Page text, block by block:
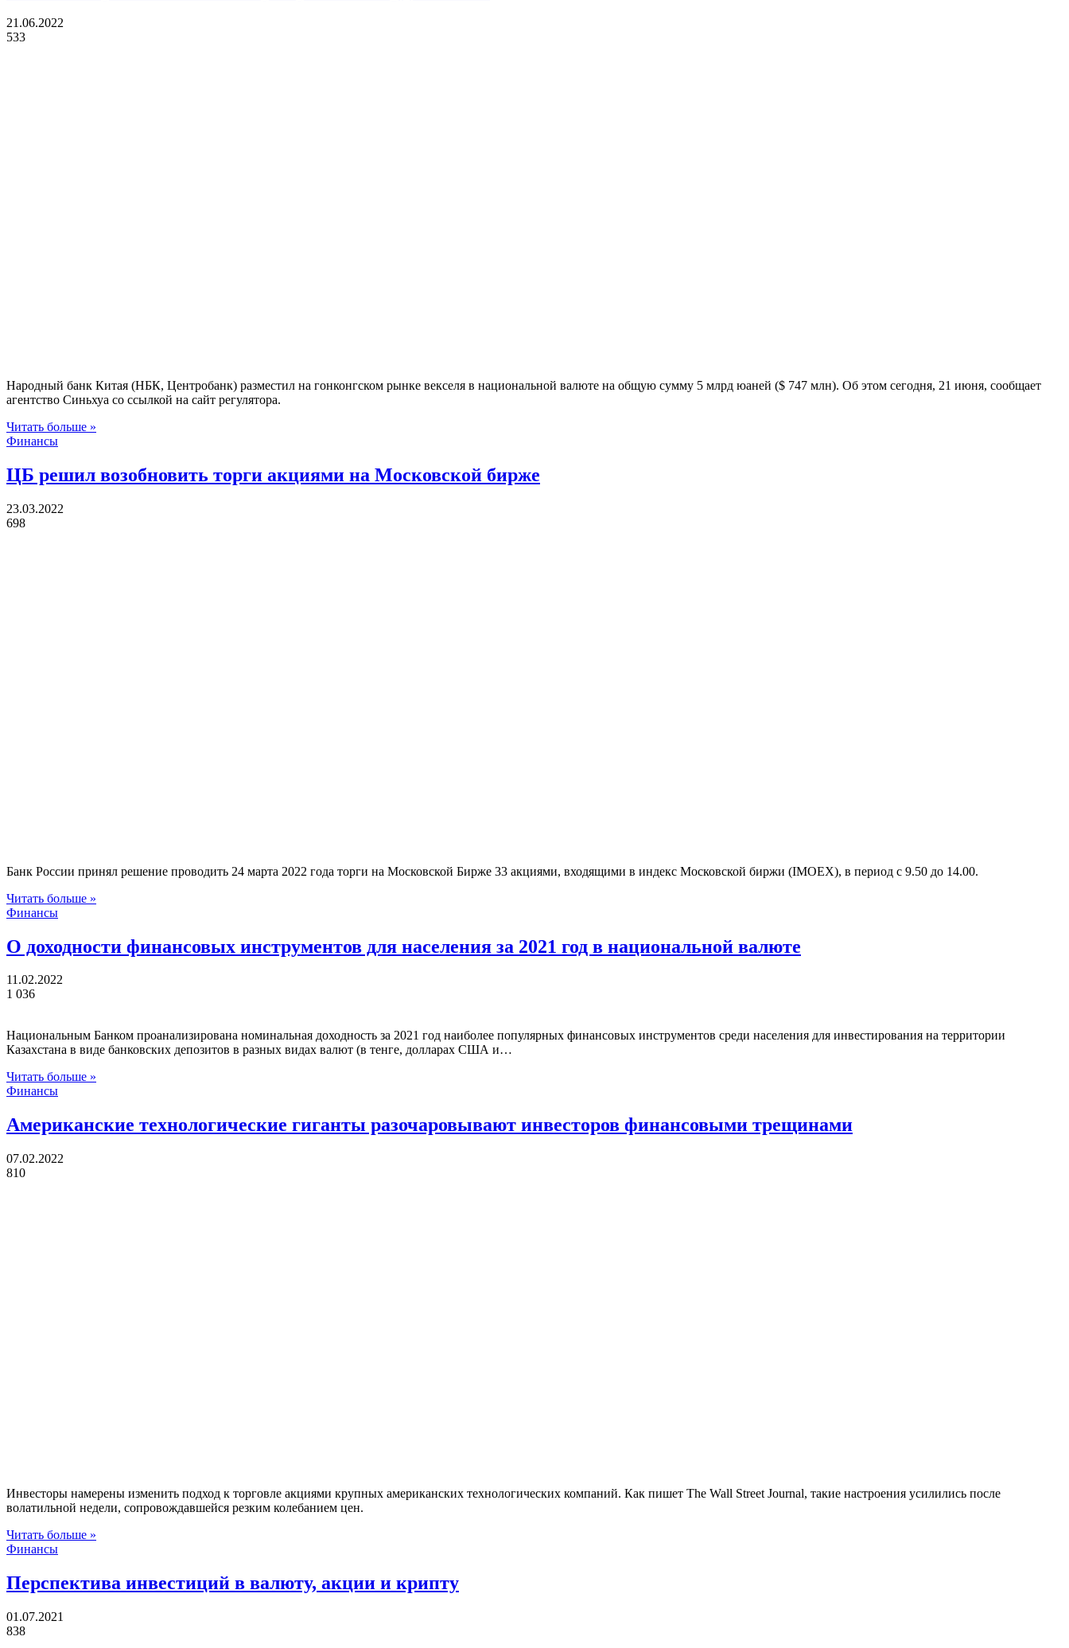
21.06.2022
533
Народный банк Китая (НБК, Центробанк) разместил на гонконгском рынке векселя в национальной валюте на общую сумму 5 млрд юаней ($ 747 млн). Об этом сегодня, 21 июня, сообщает
агентство Синьхуа со ссылкой на сайт регулятора.
Читать больше »
Финансы
ЦБ решил возобновить торги акциями на Московской бирже
23.03.2022
698
Банк России принял решение проводить 24 марта 2022 года торги на Московской Бирже 33 акциями, входящими в индекс Московской биржи (IMOEX), в период с 9.50 до 14.00.
Читать больше »
Финансы
О доходности финансовых инструментов для населения за 2021 год в национальной валюте
11.02.2022
1 036
Национальным Банком проанализирована номинальная доходность за 2021 год наиболее популярных финансовых инструментов среди населения для инвестирования на территории
Казахстана в виде банковских депозитов в разных видах валют (в тенге, долларах США и…
Читать больше »
Финансы
Американские технологические гиганты разочаровывают инвесторов финансовыми трещинами
07.02.2022
810
Инвесторы намерены изменить подход к торговле акциями крупных американских технологических компаний. Как пишет The Wall Street Journal, такие настроения усилились после
волатильной недели, сопровождавшейся резким колебанием цен.
Читать больше »
Финансы
Перспектива инвестиций в валюту, акции и крипту
01.07.2021
838